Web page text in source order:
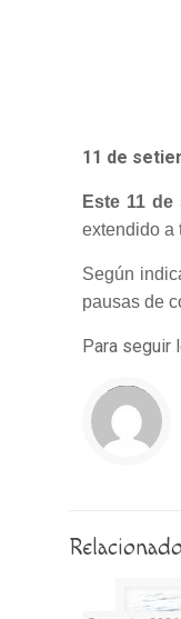
11 de
Este 11
extendido a
Según
pausas de
Para
Notice
: Trying to access array offset on value of type null in
/home/misioner/public_html/padresblancos/themes/betheme/includes/content-single.php
on line
286